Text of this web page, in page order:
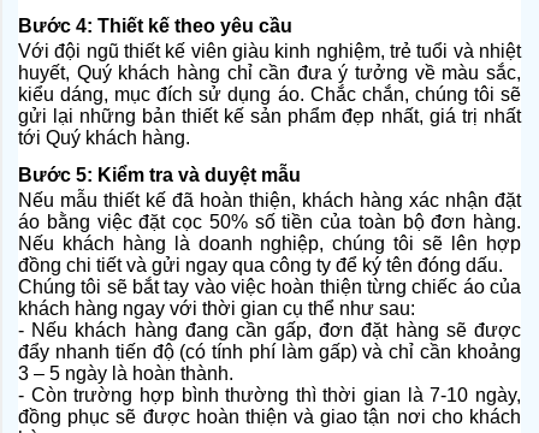
Bước 4: Thiết kế theo yêu cầu
Với đội ngũ thiết kế viên giàu kinh nghiệm, trẻ tuổi và nhiệt
huyết, Quý khách hàng chỉ cần đưa ý tưởng về màu sắc,
kiểu dáng, mục đích sử dụng áo. Chắc chắn, chúng tôi sẽ
gửi lại những bản thiết kế sản phẩm đẹp nhất, giá trị nhất
tới Quý khách hàng.
Bước 5: Kiểm tra và duyệt mẫu
Nếu mẫu thiết kế đã hoàn thiện, khách hàng xác nhận đặt
áo bằng việc đặt cọc 50% số tiền của toàn bộ đơn hàng.
Nếu khách hàng là doanh nghiệp, chúng tôi sẽ lên hợp
đồng chi tiết và gửi ngay qua công ty để ký tên đóng dấu.
Chúng tôi sẽ bắt tay vào việc hoàn thiện từng chiếc áo của
khách hàng ngay với thời gian cụ thể như sau:
- Nếu khách hàng đang cần gấp, đơn đặt hàng sẽ được
đẩy nhanh tiến độ (có tính phí làm gấp) và chỉ cần khoảng
3 – 5 ngày là hoàn thành.
- Còn trường hợp bình thường thì thời gian là 7-10 ngày,
đồng phục sẽ được hoàn thiện và giao tận nơi cho khách